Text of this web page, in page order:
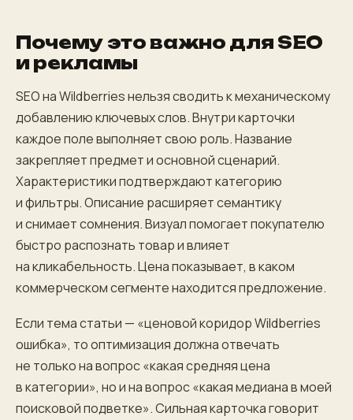
Почему это важно для SEO
и рекламы
SEO на Wildberries нельзя сводить к механическому
добавлению ключевых слов. Внутри карточки
каждое поле выполняет свою роль. Название
закрепляет предмет и основной сценарий.
Характеристики подтверждают категорию
и фильтры. Описание расширяет семантику
и снимает сомнения. Визуал помогает покупателю
быстро распознать товар и влияет
на кликабельность. Цена показывает, в каком
коммерческом сегменте находится предложение.
Если тема статьи — «ценовой коридор Wildberries
ошибка», то оптимизация должна отвечать
не только на вопрос «какая средняя цена
в категории», но и на вопрос «какая медиана в моей
поисковой подветке». Сильная карточка говорит